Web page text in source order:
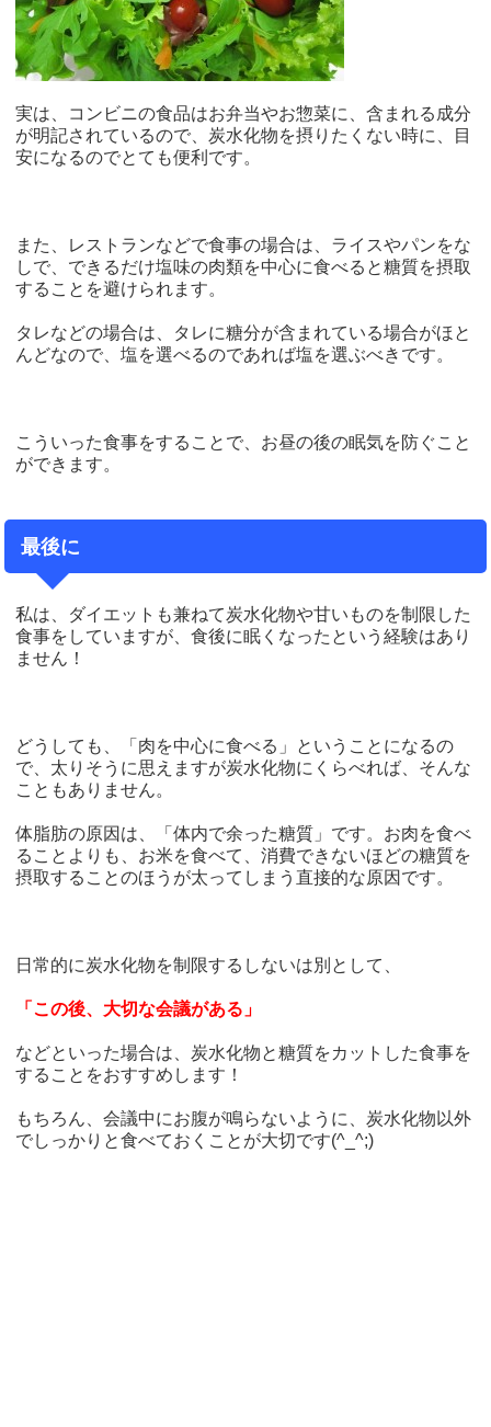
実は、コンビニの食品はお弁当やお惣菜に、含まれる成分
が明記されているので、炭水化物を摂りたくない時に、目
安になるのでとても便利です。
また、レストランなどで食事の場合は、ライスやパンをな
しで、できるだけ塩味の肉類を中心に食べると糖質を摂取
することを避けられます。
タレなどの場合は、タレに糖分が含まれている場合がほと
んどなので、塩を選べるのであれば塩を選ぶべきです。
こういった食事をすることで、お昼の後の眠気を防ぐこと
ができます。
最後に
私は、ダイエットも兼ねて炭水化物や甘いものを制限した
食事をしていますが、食後に眠くなったという経験はあり
ません！
どうしても、「肉を中心に食べる」ということになるの
で、太りそうに思えますが炭水化物にくらべれば、そんな
こともありません。
体脂肪の原因は、「体内で余った糖質」です。お肉を食べ
ることよりも、お米を食べて、消費できないほどの糖質を
摂取することのほうが太ってしまう直接的な原因です。
日常的に炭水化物を制限するしないは別として、
「この後、大切な会議がある」
などといった場合は、炭水化物と糖質をカットした食事を
することをおすすめします！
もちろん、会議中にお腹が鳴らないように、炭水化物以外
でしっかりと食べておくことが大切です(^_^;)